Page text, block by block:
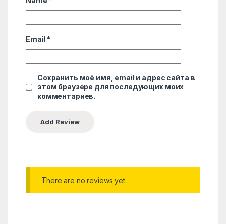
Email *
Сохранить моё имя, email и адрес сайта в
этом браузере для последующих моих
комментариев.
There are no reviews yet.